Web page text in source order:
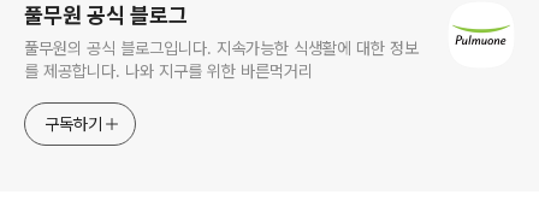
풀무원 공식 블로그
풀무원의 공식 블로그입니다. 지속가능한 식생활에 대한 정보
를 제공합니다. 나와 지구를 위한 바른먹거리
구독하기